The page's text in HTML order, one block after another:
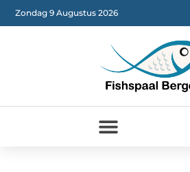
Zondag 9 Augustus 2026